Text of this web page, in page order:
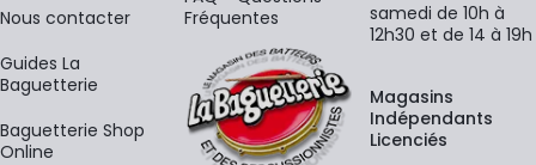
Nous contacter
Guides La
Baguetterie
Baguetterie Shop
Online
Fréquentes
samedi de 10h à
12h30 et de 14 à 19h
Magasins
Indépendants
Licenciés